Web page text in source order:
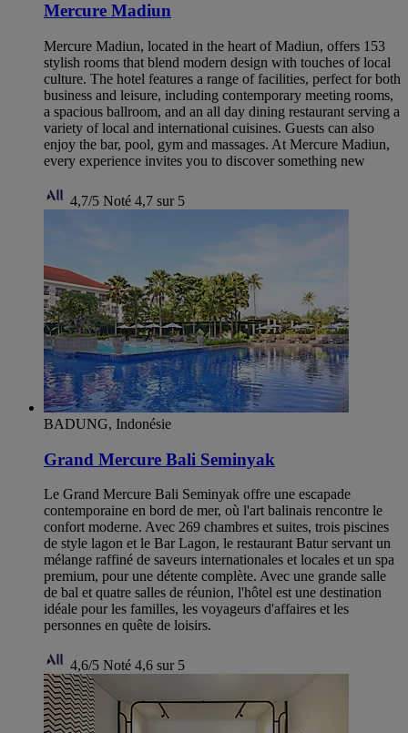
Mercure Madiun
Mercure Madiun, located in the heart of Madiun, offers 153
stylish rooms that blend modern design with touches of local
culture. The hotel features a range of facilities, perfect for both
business and leisure, including contemporary meeting rooms,
a spacious ballroom, and an all day dining restaurant serving a
variety of local and international cuisines. Guests can also
enjoy the bar, pool, gym and massages. At Mercure Madiun,
every experience invites you to discover something new
4,7/5 Noté 4,7 sur 5
BADUNG, Indonésie
Grand Mercure Bali Seminyak
Le Grand Mercure Bali Seminyak offre une escapade
contemporaine en bord de mer, où l'art balinais rencontre le
confort moderne. Avec 269 chambres et suites, trois piscines
de style lagon et le Bar Lagon, le restaurant Batur servant un
mélange raffiné de saveurs internationales et locales et un spa
premium, pour une détente complète. Avec une grande salle
de bal et quatre salles de réunion, l'hôtel est une destination
idéale pour les familles, les voyageurs d'affaires et les
personnes en quête de loisirs.
4,6/5 Noté 4,6 sur 5